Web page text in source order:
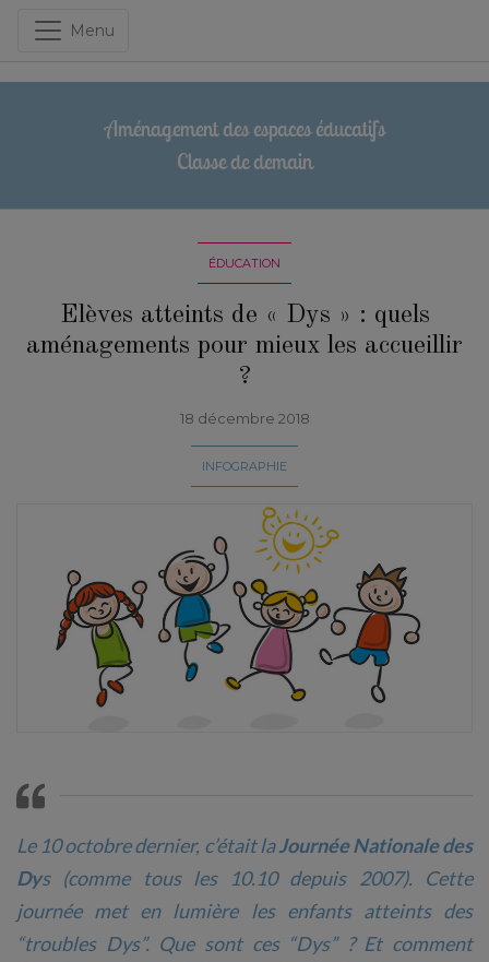
Menu
Aménagement des espaces éducatifs
Classe de demain
ÉDUCATION
Elèves atteints de « Dys » : quels
aménagements pour mieux les accueillir
?
18 décembre 2018
INFOGRAPHIE
Le 10 octobre dernier, c’était laJournée Nationale des
Dys (comme tous les 10.10 depuis 2007). Cette
journée met en lumière les enfants atteints des
“troubles Dys”. Que sont ces “Dys” ? Et comment